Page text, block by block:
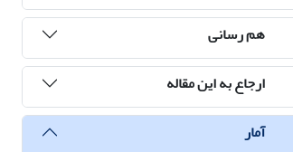
هم رسانی
ارجاع به این مقاله
آمار